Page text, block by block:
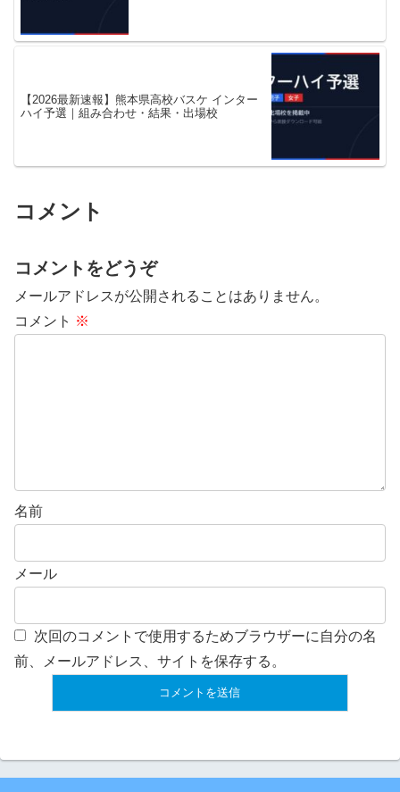
【2026最新速報】熊本県高校バスケ インター
ハイ予選｜組み合わせ・結果・出場校
コメント
コメントをどうぞ
メールアドレスが公開されることはありません。
コメント ※
名前
メール
次回のコメントで使用するためブラウザーに自分の名
前、メールアドレス、サイトを保存する。